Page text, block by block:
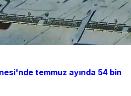
temmuz ayında 54 bin